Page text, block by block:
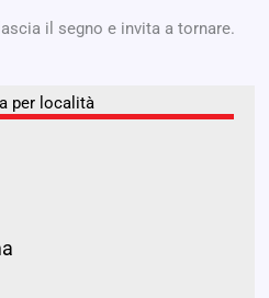
il segno e invita a tornare.
per località